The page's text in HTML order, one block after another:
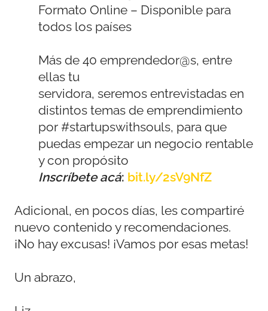
Formato Online – Disponible para
todos los países
Más de 40 emprendedor@s, entre
ellas tu
servidora, seremos entrevistadas en
distintos temas de emprendimiento
por #startupswithsouls, para que
puedas empezar un negocio rentable
y con propósito
Inscríbete acá: bit.ly/2sV9NfZ
Adicional, en pocos días, les compartiré
nuevo contenido y recomendaciones.
¡No hay excusas! ¡Vamos por esas metas!
Un abrazo,